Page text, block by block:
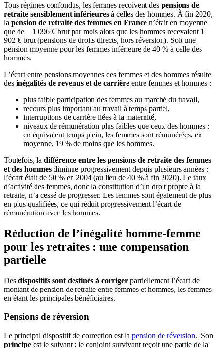
Tous régimes confondus, les femmes reçoivent des pensions de
retraite sensiblement inférieures à celles des hommes. À fin 2020,
la pension de retraite des femmes en France n’était en moyenne
que de 1 096 € brut par mois alors que les hommes recevaient 1
902 € brut (pensions de droits directs, hors réversion). Soit une
pension moyenne pour les femmes inférieure de 40 % à celle des
hommes.
L’écart entre pensions moyennes des femmes et des hommes résulte
des inégalités de revenus et de carrière entre femmes et hommes :
plus faible participation des femmes au marché du travail,
recours plus important au travail à temps partiel,
interruptions de carrière liées à la maternité,
niveaux de rémunération plus faibles que ceux des hommes :
en équivalent temps plein, les femmes sont rémunérées, en
moyenne, 19 % de moins que les hommes.
Toutefois, la différence entre les pensions de retraite des femmes
et des hommes diminue progressivement depuis plusieurs années :
l’écart était de 50 % en 2004 (au lieu de 40 % à fin 2020). Le taux
d’activité des femmes, donc la constitution d’un droit propre à la
retraite, n’a cessé de progresser. Les femmes sont également de plus
en plus qualifiées, ce qui réduit progressivement l’écart de
rémunération avec les hommes.
Réduction de l’inégalité homme-femme
pour les retraites : une compensation
partielle
Des dispositifs sont destinés à corriger partiellement l’écart de
montant de pension de retraite entre femmes et hommes, les femmes
en étant les principales bénéficiaires.
Pensions de réversion
Le principal dispositif de correction est la pension de réversion. Son
principe est le suivant : le conjoint survivant reçoit une partie de la